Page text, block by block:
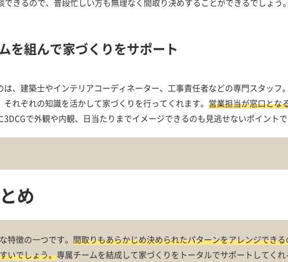
きるので、普段忙しい方も無理なく間取り決めすることができるでしょう。
を組んで家づくりをサポート
、建築士やインテリアコーディネーター、工事責任者などの専門スタッフ
れぞれの知識を活かして家づくりを行ってくれます。 営業担当が窓口とな
3DCGで外観や内観、日当たりまでイメージできるのも見逃せないポイントで
め
特徴の一つです。 間取りもあらかじめ決められたパターンをアレンジできる
いでしょう。専属チームを結成して家づくりをトータルでサポートしてくれ